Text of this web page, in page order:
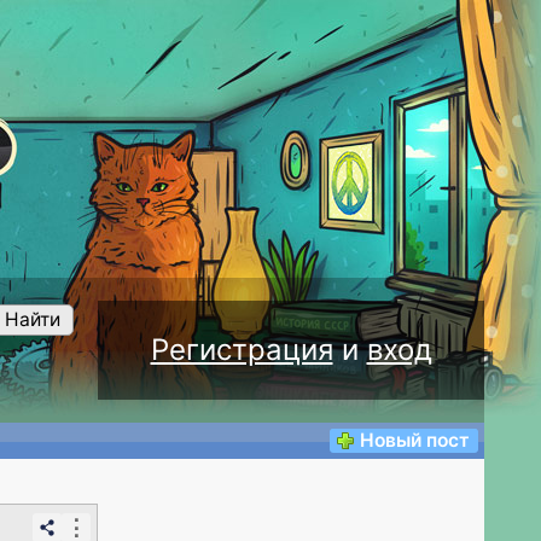
Регистрацияивход
Найти
Новый пост
⋮